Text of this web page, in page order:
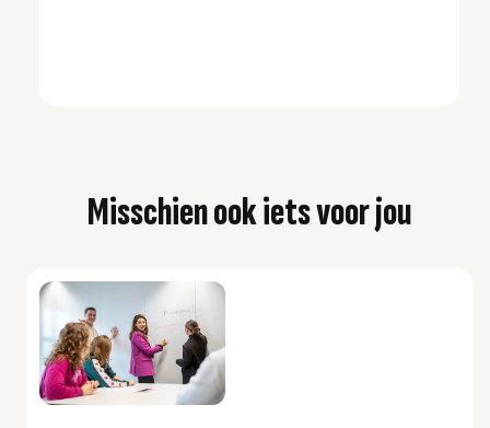
Misschien ook iets voor jou